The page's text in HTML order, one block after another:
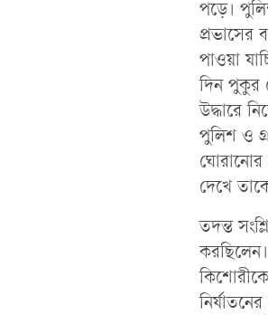
পড়ে।
প্রভাসের
পাওয়া
দিন পুকুর
উদ্ধারে
পুলিশ ও
ঘোরানোর
দেখে
তদন্ত